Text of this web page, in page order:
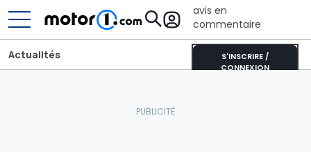
avis en
commentaire
S'INSCRIRE /
CONNEXION
Actualités